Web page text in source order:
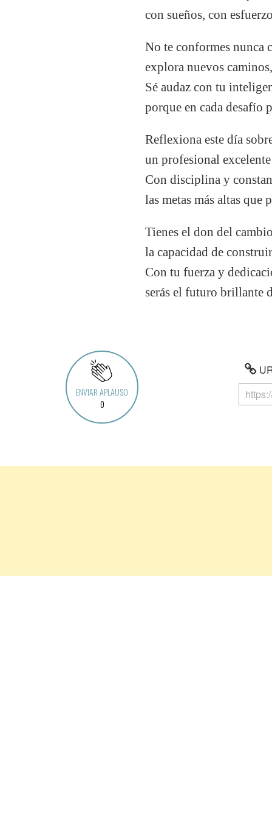
con sueños, con
No te conformes nunca
explora nuevos
Sé audaz con tu
porque en cada desafío
Reflexiona este día
un profesional
Con disciplina y
las metas más altas que
Tienes el don del
la capacidad de
Con tu fuerza y
serás el futuro brillante
ENVIAR APLAUSO
0